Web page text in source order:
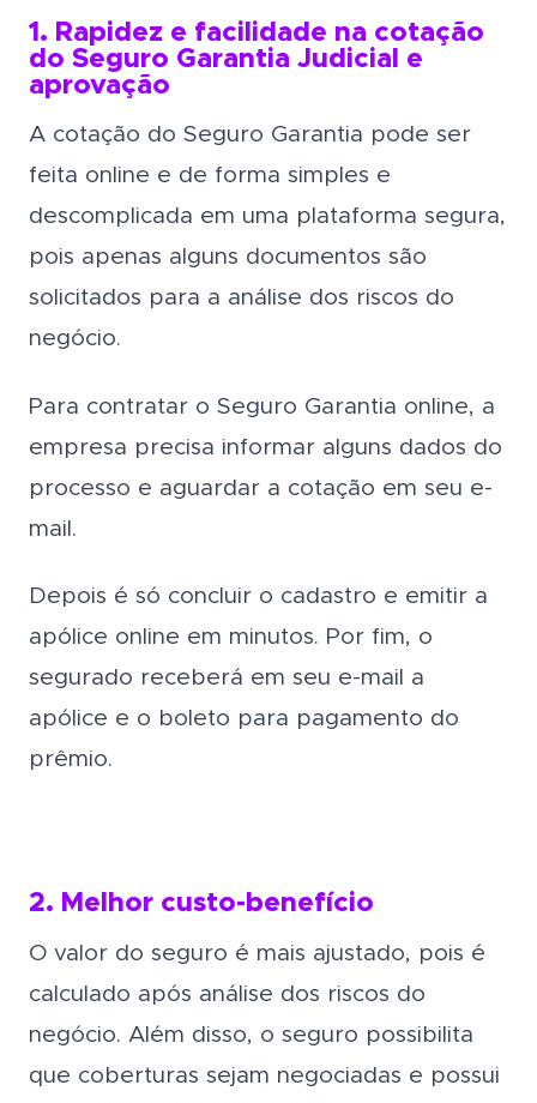
1. Rapidez e facilidade na cotação
do Seguro Garantia Judicial e
aprovação
A cotação do Seguro Garantia pode ser
feita online e de forma simples e
descomplicada em uma plataforma segura,
pois apenas alguns documentos são
solicitados para a análise dos riscos do
negócio.
Para contratar o Seguro Garantia online, a
empresa precisa informar alguns dados do
processo e aguardar a cotação em seu e-
mail.
Depois é só concluir o cadastro e emitir a
apólice online em minutos. Por fim, o
segurado receberá em seu e-mail a
apólice e o boleto para pagamento do
prêmio.
2. Melhor custo-benefício
O valor do seguro é mais ajustado, pois é
calculado após análise dos riscos do
negócio. Além disso, o seguro possibilita
que coberturas sejam negociadas e possui